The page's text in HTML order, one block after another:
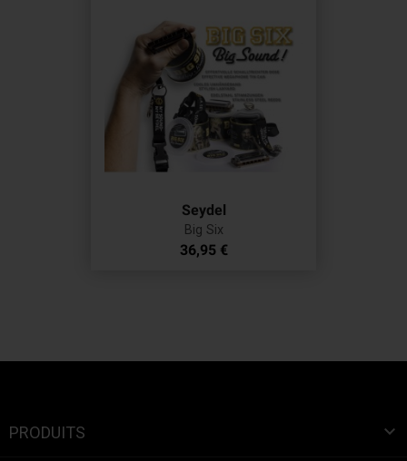
Seydel
Big Six
Prix
36,95 €
PRODUITS 